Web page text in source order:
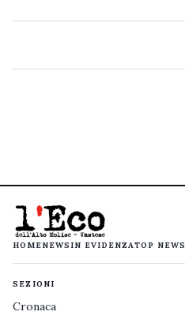
HOMENEWS IN EVIDENZATOP NEWS
SEZIONI
Cronaca